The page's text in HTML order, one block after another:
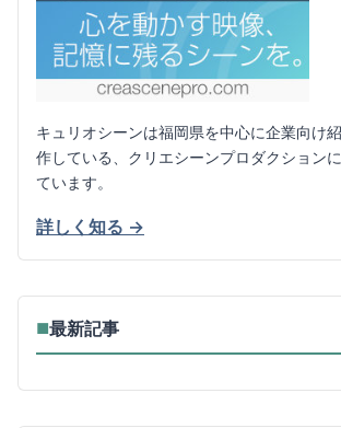
キュリオシーンは福岡県を中心に企業向け
作している、クリエシーンプロダクション
ています。
詳しく知る →
■最新記事